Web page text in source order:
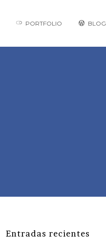
PORTFOLIO BLOG
Entradas recientes